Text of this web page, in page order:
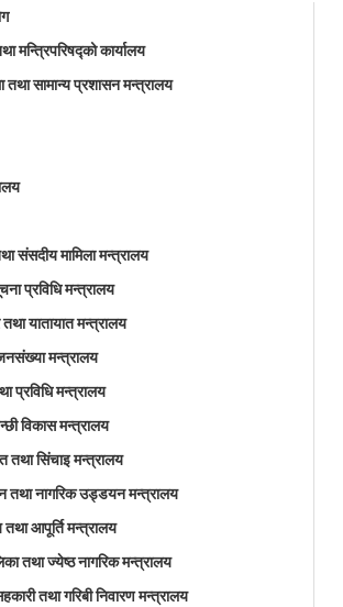
मन्त्रिपरिषद्को कार्यालय
तथा सामान्य प्रशासन मन्त्रालय
संसदीय मामिला मन्त्रालय
प्रविधि मन्त्रालय
तथा यातायात मन्त्रालय
मन्त्रालय
प्रविधि मन्त्रालय
विकास मन्त्रालय
तथा सिंचाइ मन्त्रालय
तथा नागरिक उड्डयन मन्त्रालय
तथा आपूर्ति मन्त्रालय
तथा ज्येष्ठ नागरिक मन्त्रालय
तथा गरिबी निवारण मन्त्रालय